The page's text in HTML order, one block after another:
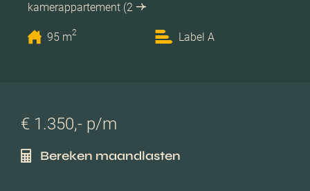
kamerappartement (2
95 m2 Label A
€ 1.350,- p/m
Bereken maandlasten